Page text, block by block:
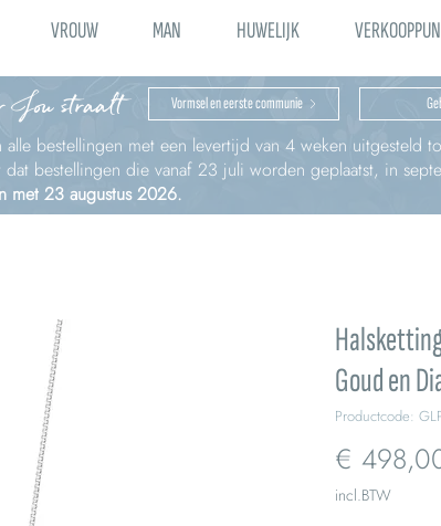
VROUW MAN HUWELIJK
Jou straalt Vormsel en eerste communie
bestellingen met een levertijd van 4 weken uitgesteld
bestellingen die vanaf 23 juli worden geplaatst, in
met 23 augustus 2026.
Goud en
Productcode:
€
incl.BTW